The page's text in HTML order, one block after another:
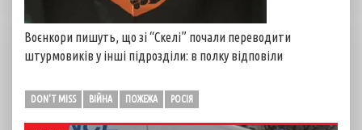
Воєнкори пишуть, що зі “Скелі” почали переводити
штурмовиків у інші підрозділи: в полку відповіли
DON'T MISS ВІЙНА ПОЖЕЖА РОСІЯ